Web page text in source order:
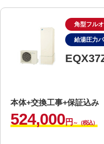
角型フル
給湯圧力
本体+交換工事+保証込み
524,000円 ～（税込）